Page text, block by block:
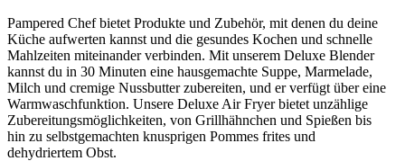
Pampered Chef bietet Produkte und Zubehör, mit denen du deine
Küche aufwerten kannst und die gesundes Kochen und schnelle
Mahlzeiten miteinander verbinden. Mit unserem Deluxe Blender
kannst du in 30 Minuten eine hausgemachte Suppe, Marmelade,
Milch und cremige Nussbutter zubereiten, und er verfügt über eine
Warmwaschfunktion. Unsere Deluxe Air Fryer bietet unzählige
Zubereitungsmöglichkeiten, von Grillhähnchen und Spießen bis
hin zu selbstgemachten knusprigen Pommes frites und
dehydriertem Obst.